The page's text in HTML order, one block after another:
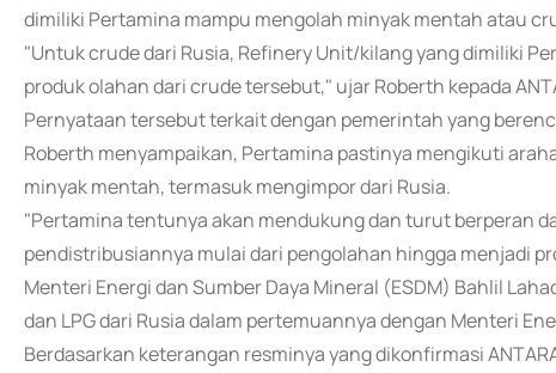
dimiliki Pertamina mampu mengolah minyak mentah atau
"Untuk crude dari Rusia, Refinery Unit/kilang yang dimiliki
produk olahan dari crude tersebut," ujar Roberth kepada
Pernyataan tersebut terkait dengan pemerintah yang
Roberth menyampaikan, Pertamina pastinya mengikuti
minyak mentah, termasuk mengimpor dari Rusia.
"Pertamina tentunya akan mendukung dan turut berperan
pendistribusiannya mulai dari pengolahan hingga menjadi
Menteri Energi dan Sumber Daya Mineral (ESDM) Bahlil
dan LPG dari Rusia dalam pertemuannya dengan Menteri
Berdasarkan keterangan resminya yang dikonfirmasi